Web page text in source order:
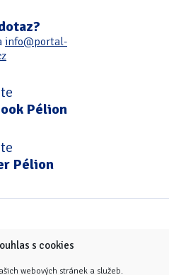
s cookies
webových stránek a služeb.
info@portal-
Pélion
Pélion